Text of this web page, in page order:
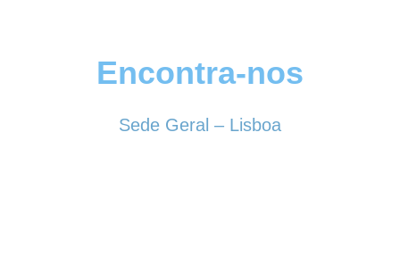
Encontra-nos
Sede Geral – Lisboa